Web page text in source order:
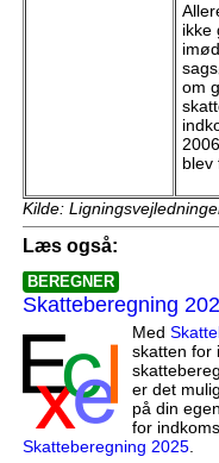
ikke
om
blev
Kilde:
Læs også:
BEREGNER
Skatteberegning
Med
skatten for
er det
på din
for
Skatteberegning 2025.